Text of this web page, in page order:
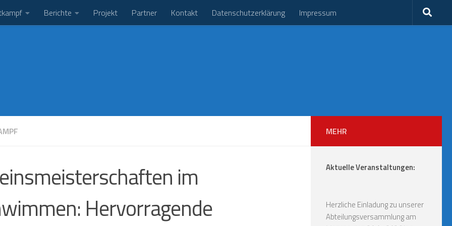
Berichte Projekt Partner Kontakt Datenschutzerklärung Impressum
im
Hervorragende
MEHR
Aktuelle Veranstaltungen:
Herzliche Einladung zu unserer
Abteilungsversammlung am